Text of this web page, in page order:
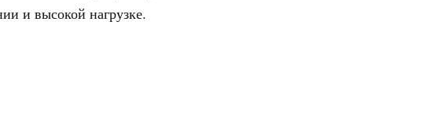
и высокой нагрузке.